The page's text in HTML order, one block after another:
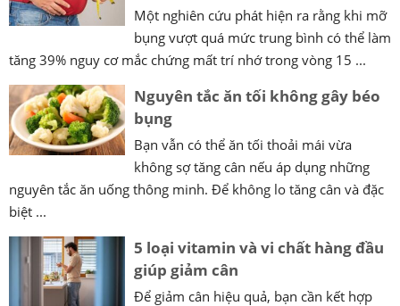
Một nghiên cứu phát hiện ra rằng khi mỡ
bụng vượt quá mức trung bình có thể làm
tăng 39% nguy cơ mắc chứng mất trí nhớ trong vòng 15 ...
Nguyên tắc ăn tối không gây béo
bụng
Bạn vẫn có thể ăn tối thoải mái vừa
không sợ tăng cân nếu áp dụng những
nguyên tắc ăn uống thông minh. Để không lo tăng cân và đặc
biệt ...
5 loại vitamin và vi chất hàng đầu
giúp giảm cân
Để giảm cân hiệu quả, bạn cần kết hợp